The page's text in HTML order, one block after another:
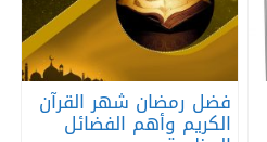
فضل رمضان شهر القرآن
الكريم وأهم الفضائل